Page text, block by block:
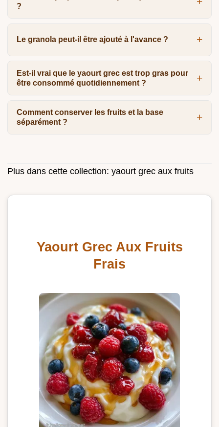
?
Le granola peut-il être ajouté à l'avance ?
Est-il vrai que le yaourt grec est trop gras pour
être consommé quotidiennement ?
Comment conserver les fruits et la base
séparément ?
Plus dans cette collection: yaourt grec aux fruits
Yaourt Grec Aux Fruits
Frais